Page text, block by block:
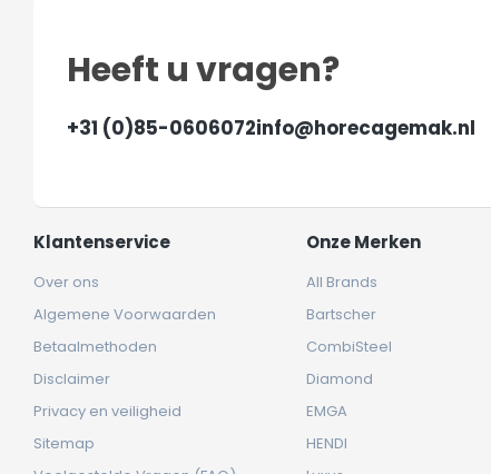
Heeft u vragen?
+31 (0)85-0606072info@horecagemak.nl
Klantenservice
Over ons
Algemene Voorwaarden
Betaalmethoden
Disclaimer
Privacy en veiligheid
Sitemap
Onze Merken
All Brands
Bartscher
CombiSteel
Diamond
EMGA
HENDI